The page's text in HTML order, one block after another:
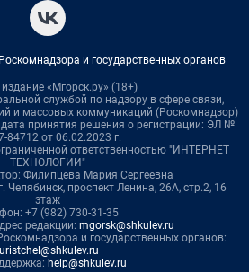
и государственных органов
«Мгорск.ру» (18+)
службой по надзору в сфере связи,
и массовых коммуникаций (Роскомнадзор)
принятия решения о регистрации: ЭЛ №
84712 от 06.02.2023 г.
ответственностью "ИНТЕРНЕТ
ТЕХНОЛОГИИ"
Филипцева Мария Сергеевна
Челябинск, проспект Ленина, 26А, стр.2, 16
этаж
+7 (982) 730-31-35
редакции: mgorsk@shkulev.ru
и государственных органов:
help@shkulev.ru